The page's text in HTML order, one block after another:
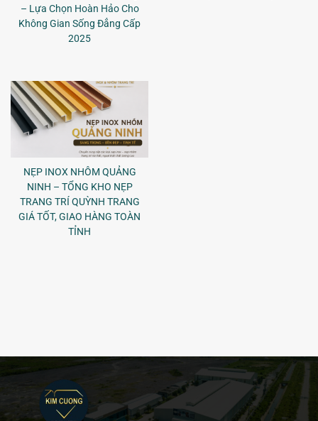
– Lựa Chọn Hoàn Hảo Cho
Không Gian Sống Đẳng Cấp
2025
NẸP INOX NHÔM QUẢNG
NINH – TỔNG KHO NẸP
TRANG TRÍ QUỲNH TRANG
GIÁ TỐT, GIAO HÀNG TOÀN
TỈNH